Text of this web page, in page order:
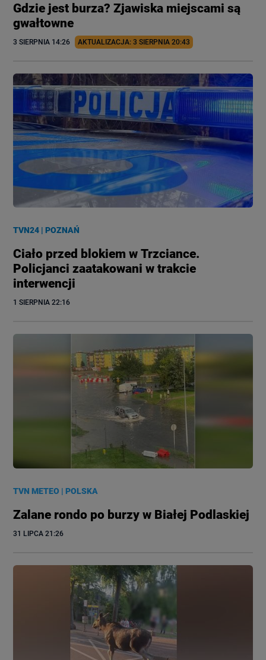
Gdzie jest burza? Zjawiska miejscami są
gwałtowne
3 SIERPNIA 14:26 AKTUALIZACJA: 3 SIERPNIA 20:43
TVN24 |POZNAŃ
Ciało przed blokiem w Trzciance.
Policjanci zaatakowani w trakcie
interwencji
1 SIERPNIA 22:16
TVN METEO |POLSKA
Zalane rondo po burzy w Białej Podlaskiej
31 LIPCA 21:26